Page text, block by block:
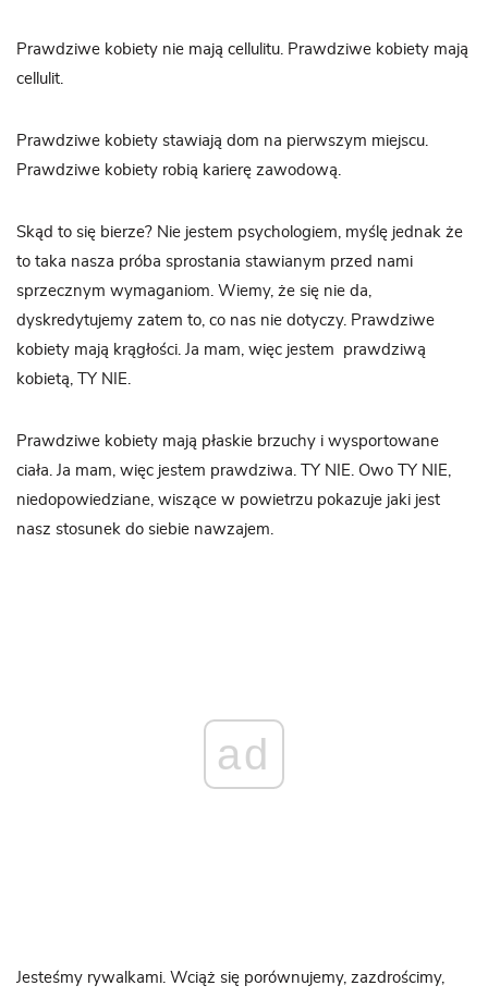
Prawdziwe kobiety nie mają cellulitu. Prawdziwe kobiety mają
cellulit.
Prawdziwe kobiety stawiają dom na pierwszym miejscu.
Prawdziwe kobiety robią karierę zawodową.
Skąd to się bierze? Nie jestem psychologiem, myślę jednak że
to taka nasza próba sprostania stawianym przed nami
sprzecznym wymaganiom. Wiemy, że się nie da,
dyskredytujemy zatem to, co nas nie dotyczy. Prawdziwe
kobiety mają krągłości. Ja mam, więc jestem prawdziwą
kobietą, TY NIE.
Prawdziwe kobiety mają płaskie brzuchy i wysportowane
ciała. Ja mam, więc jestem prawdziwa. TY NIE. Owo TY NIE,
niedopowiedziane, wiszące w powietrzu pokazuje jaki jest
nasz stosunek do siebie nawzajem.
ad
Jesteśmy rywalkami. Wciąż się porównujemy, zazdrościmy,